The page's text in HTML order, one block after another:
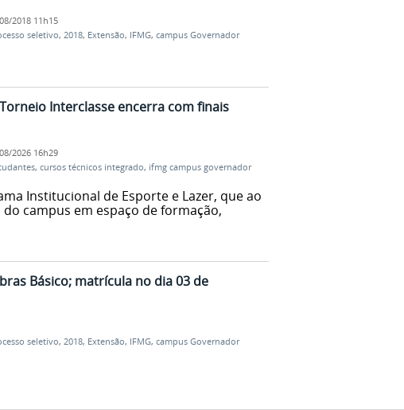
2018 11h15
seletivo, 2018, Extensão, IFMG, campus Governador
Interclasse encerra com finais
2026 16h29
, cursos técnicos integrado, ifmg campus governador
Institucional de Esporte e Lazer, que ao
campus em espaço de formação,
Básico; matrícula no dia 03 de
seletivo, 2018, Extensão, IFMG, campus Governador